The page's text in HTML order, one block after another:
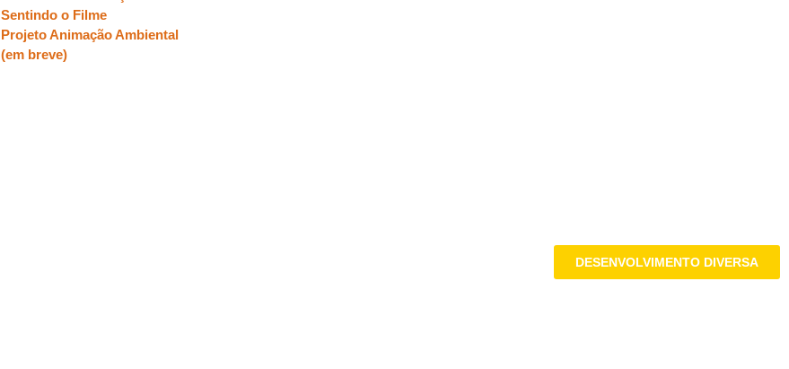
Sentindo o Filme
Projeto Animação Ambiental
(em breve)
DESENVOLVIMENTO DIVERSA